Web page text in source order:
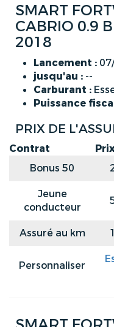
SMART
CABRIO 0.9
2018
Lancement :
jusqu'au : --
Carburant :
Puissance
PRIX DE
Contrat
Bonus 50
Jeune
conducteur
Assuré au km
Personnaliser